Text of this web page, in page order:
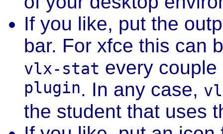
If you like, put the
bar. For xfce this can
vlx-stat every
plugin. In any case,
the student that uses